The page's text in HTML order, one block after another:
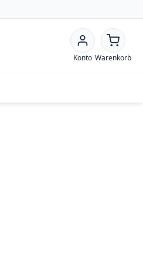
Konto Warenkorb